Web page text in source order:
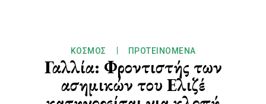
ΚΌΣΜΟΣ ΠΡΟΤΕΙΝΌΜΕΝΑ
Γαλλία: Φροντιστής των
ασημικών του Ελιζέ